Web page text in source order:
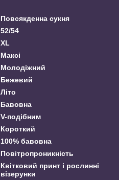
Повсякденна сукня
52/54
XL
Максі
Молодіжний
Бежевий
Літо
Бавовна
V-подібним
Короткий
100% бавовна
Повітропроникність
Квітковий принт і рослинні
візерунки